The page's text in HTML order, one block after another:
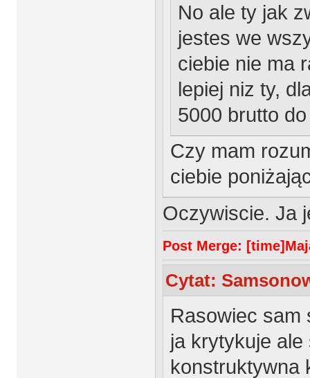
No ale ty jak
jestes we
ciebie nie ma
lepiej niz ty,
5000 brutto
Czy mam
ciebie
Oczywiscie. Ja
Post Merge:
Cytat:
Rasowiec sam
ja krytykuje
konstruktywna